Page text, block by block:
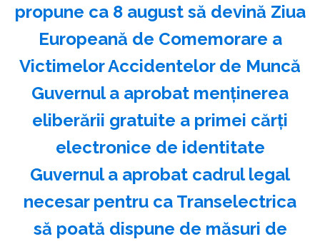
propune ca 8 august să devină Ziua
Europeană de Comemorare a
Victimelor Accidentelor de Muncă
Guvernul a aprobat menţinerea
eliberării gratuite a primei cărţi
electronice de identitate
Guvernul a aprobat cadrul legal
necesar pentru ca Transelectrica
să poată dispune de măsuri de